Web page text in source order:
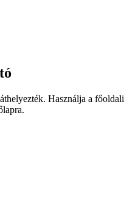
Használja a főoldali